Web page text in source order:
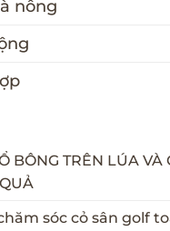
nông
BÔNG TRÊN LÚA VÀ
sóc cỏ sân golf